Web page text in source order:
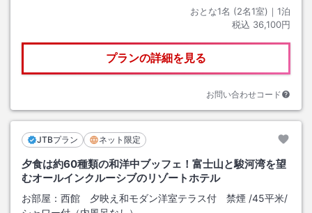
おとな1名 (2名1室)｜ 1泊
税込 36,100円
プランの詳細を見る
お問い合わせコード
JTBプラン ネット限定
夕食は約60種類の和洋中ブッフェ！富士山と駿河湾を望
むオールインクルーシブのリゾートホテル
お部屋： 西館 夕映え和モダン洋室テラス付 禁煙 /45平米/